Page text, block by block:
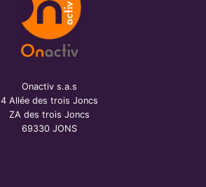
Onactiv s.a.s
4 Allée des trois Joncs
ZA des trois Joncs
69330 JONS